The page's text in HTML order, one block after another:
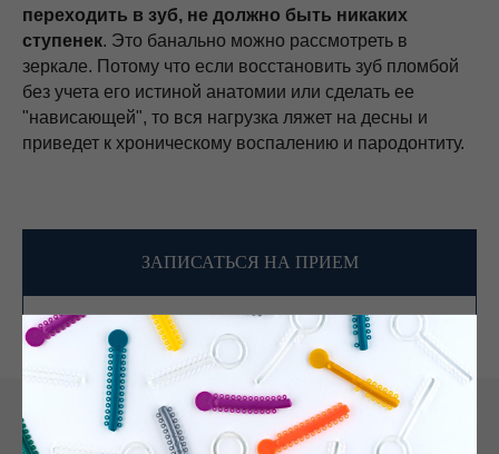
переходить в зуб, не должно быть никаких
ступенек. Это банально можно рассмотреть в
зеркале. Потому что если восстановить зуб пломбой
без учета его истиной анатомии или сделать ее
"нависающей", то вся нагрузка ляжет на десны и
приведет к хроническому воспалению и пародонтиту.
ЗАПИСАТЬСЯ НА ПРИЕМ
ОБРАТНО В БЛОГ